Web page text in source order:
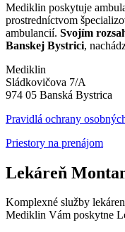
Mediklin poskytuje
prostredníctvom
ambulancií. Svojím
Banskej Bystrici,
Mediklin
Sládkovičova 7/A
974 05 Banská Bystrica
Pravidlá ochrany
Priestory na prenájom
Lekáreň
Komplexné služby
Mediklin Vám poskytne